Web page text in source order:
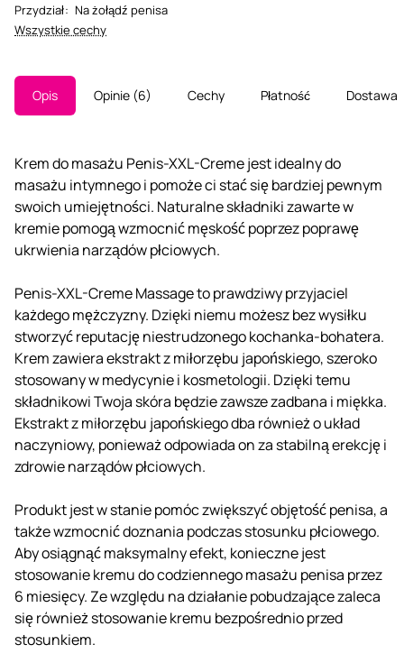
Przydział: Na żołądź penisa
Wszystkie cechy
Opis Opinie 6 Cechy Płatność Dostawa
Krem do masażu Penis-XXL-Creme jest idealny do
masażu intymnego i pomoże ci stać się bardziej pewnym
swoich umiejętności. Naturalne składniki zawarte w
kremie pomogą wzmocnić męskość poprzez poprawę
ukrwienia narządów płciowych.
Penis-XXL-Creme Massage to prawdziwy przyjaciel
każdego mężczyzny. Dzięki niemu możesz bez wysiłku
stworzyć reputację niestrudzonego kochanka-bohatera.
Krem zawiera ekstrakt z miłorzębu japońskiego, szeroko
stosowany w medycynie i kosmetologii. Dzięki temu
składnikowi Twoja skóra będzie zawsze zadbana i miękka.
Ekstrakt z miłorzębu japońskiego dba również o układ
naczyniowy, ponieważ odpowiada on za stabilną erekcję i
zdrowie narządów płciowych.
Produkt jest w stanie pomóc zwiększyć objętość penisa, a
także wzmocnić doznania podczas stosunku płciowego.
Aby osiągnąć maksymalny efekt, konieczne jest
stosowanie kremu do codziennego masażu penisa przez
6 miesięcy. Ze względu na działanie pobudzające zaleca
się również stosowanie kremu bezpośrednio przed
stosunkiem.